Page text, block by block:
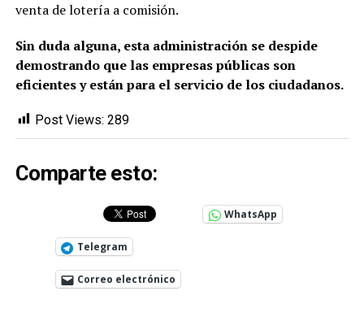
venta de lotería a comisión.
Sin duda alguna, esta administración se despide
demostrando que las empresas públicas son
eficientes y están para el servicio de los ciudadanos.
Post Views: 289
Comparte esto:
WhatsApp
Telegram
Correo electrónico